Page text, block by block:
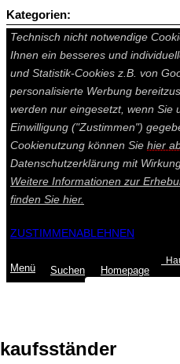
Auf dieser Seite werden
Technisch nicht notwendige
Ihnen ein besseres und
und Statistik-Cookies z.B. von
personalisierte Werbung
werden nur eingesetzt, wenn Sie
Einwilligung ("Zustimmen")
Cookienutzung können Sie hier
Datenschutzerklärung mit
Weitere Informationen zur
finden Sie hier.
ZUSTIMMENABLEHNEN
Menü Suchen Homepage
Kategorien: